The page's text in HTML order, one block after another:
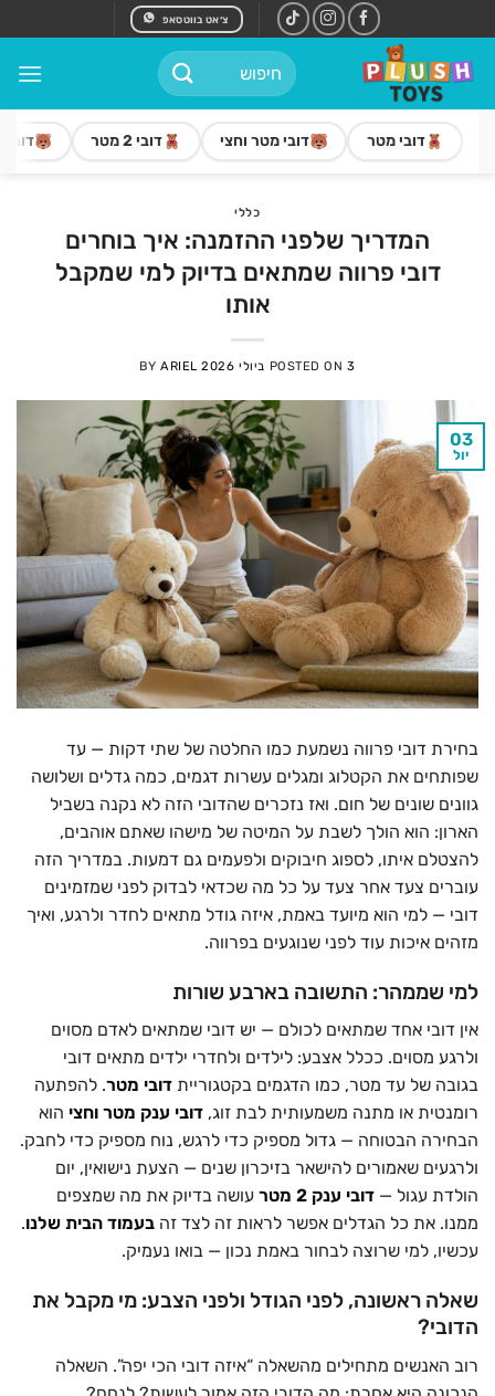
to
content
צ׳אט בווטסאפ
חיפוש
עבור:
דובי מטר דובי מטר וחצי דובי 2 מטר דובי 3 מטר
כללי
המדריך שלפני ההזמנה: איך בוחרים
דובי פרווה שמתאים בדיוק למי שמקבל
אותו
POSTED ON3 ביולי 2026 BY ARIEL
03
יול
בחירת דובי פרווה נשמעת כמו החלטה של שתי דקות — עד
שפותחים את הקטלוג ומגלים עשרות דגמים, כמה גדלים ושלושה
גוונים שונים של חום. ואז נזכרים שהדובי הזה לא נקנה בשביל
הארון: הוא הולך לשבת על המיטה של מישהו שאתם אוהבים,
להצטלם איתו, לספוג חיבוקים ולפעמים גם דמעות. במדריך הזה
עוברים צעד אחר צעד על כל מה שכדאי לבדוק לפני שמזמינים
דובי — למי הוא מיועד באמת, איזה גודל מתאים לחדר ולרגע, ואיך
מזהים איכות עוד לפני שנוגעים בפרווה.
למי שממהר: התשובה בארבע שורות
אין דובי אחד שמתאים לכולם — יש דובי שמתאים לאדם מסוים
ולרגע מסוים. ככלל אצבע: לילדים ולחדרי ילדים מתאים דובי
בגובה של עד מטר, כמו הדגמים בקטגוריית דובי מטר. להפתעה
רומנטית או מתנה משמעותית לבת זוג, דובי ענק מטר וחצי הוא
הבחירה הבטוחה — גדול מספיק כדי לרגש, נוח מספיק כדי לחבק.
ולרגעים שאמורים להישאר בזיכרון שנים — הצעת נישואין, יום
הולדת עגול — דובי ענק 2 מטר
עושה בדיוק את מה שמצפים
ממנו. את כל הגדלים אפשר לראות זה לצד זה בעמוד הבית שלנו.
עכשיו, למי שרוצה לבחור באמת נכון — בואו נעמיק.
שאלה ראשונה, לפני הגודל ולפני הצבע: מי מקבל את
הדובי?
רוב האנשים מתחילים מהשאלה “איזה דובי הכי יפה”. השאלה